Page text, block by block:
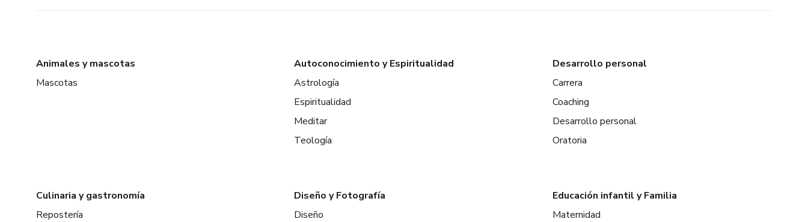
Animales y mascotas
Mascotas
Autoconocimiento y Espiritualidad
Astrología
Espiritualidad
Meditar
Teología
Desarrollo personal
Carrera
Coaching
Desarrollo personal
Oratoria
Culinaria y gastronomía
Repostería
Diseño y Fotografía
Diseño
Educación infantil y Familia
Maternidad